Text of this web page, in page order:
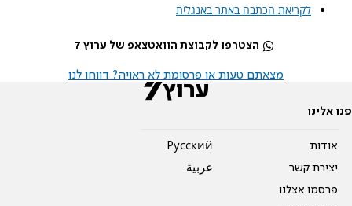
לקריאת הכתבה באתר באנגלית
הצטרפו לקבוצת הוואטצאפ של ערוץ 7
מצאתם טעות או פרסומת לא ראויה? דווחו לנו
פנו אלינו
אודות
יצירת קשר
פרסמו אצלנו
Pусский
عربية